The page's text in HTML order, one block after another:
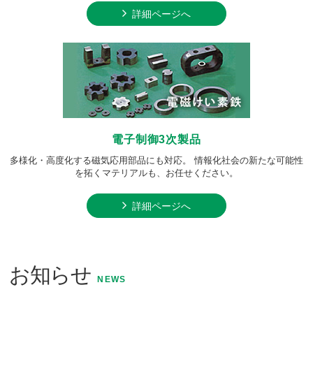
詳細ページへ
電子制御3次製品
多様化・高度化する磁気応用部品にも対応。 情報化社会の新たな可能性
を拓くマテリアルも、お任せください。
詳細ページへ
お知らせ NEWS